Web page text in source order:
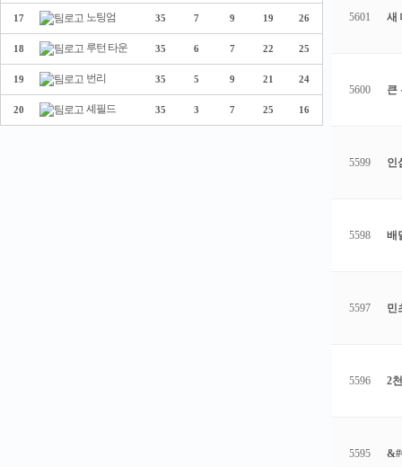
17 노팅엄 35 7 9 19 26
18 루턴 타운 35 6 7 22 25
19 번리 35 5 9 21 24
20 셰필드 35 3 7 25 16
5601 새
5600 큰
5599 인
5598 배
5597 민
5596 2
5595